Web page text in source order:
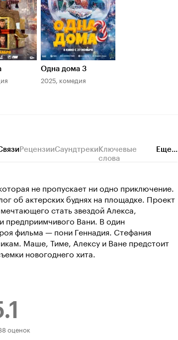
Одна дома 3
2025, комедия
РецензииСаундтрекиКлючевые
слова
Еще...
не пропускает ни одно приключение.
об актерских буднях на площадке. Проект
стать звездой Алекса,
предприимчивого Вани. В один
фильма — пони Геннадия. Стефания
Маше, Тиме, Алексу и Ване предстоит
новогоднего хита.
оценок